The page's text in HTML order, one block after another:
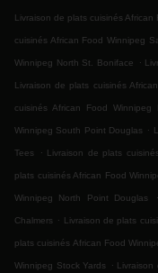
Livraison de plats cuisinés
cuisinés African Food Winnipeg
Winnipeg North St. Boniface .
Livraison de plats cuisinés
cuisinés African Food Winnipeg
Winnipeg South Point Douglas .
Tees . Livraison de plats
plats cuisinés African Food
Winnipeg North Point Douglas .
Chalmers . Livraison de plats
plats cuisinés African Food
Winnipeg Stock Yards . Livraison